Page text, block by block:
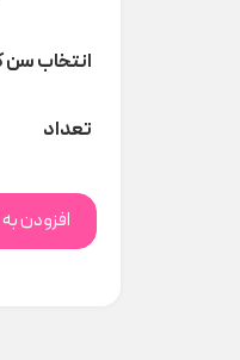
انتخاب
تعداد
افزودن